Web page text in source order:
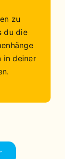
zu
du die
in deiner